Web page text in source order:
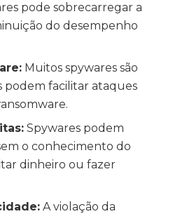
pode sobrecarregar a
do desempenho
Muitos spywares são
podem facilitar ataques
Spywares podem
o conhecimento do
dinheiro ou fazer
A violação da